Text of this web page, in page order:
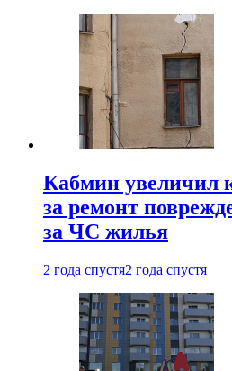
Кабмин увеличил
за ремонт
за ЧС жилья
2 года спустя2 года спустя